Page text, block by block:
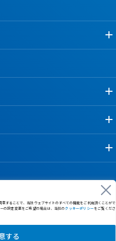
することで、当社ウェブサイトのすべての機能をご利用頂くことがで
の設定変更をご希望の場合は、当社のクッキーポリシー をご覧くださ
するall rights reserved.